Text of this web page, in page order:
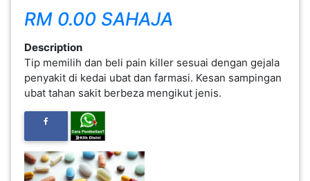
RM 0.00 SAHAJA
Description
Tip memilih dan beli pain killer sesuai dengan gejala
penyakit di kedai ubat dan farmasi. Kesan sampingan
ubat tahan sakit berbeza mengikut jenis.
FESYEN
WANITA(0)
KECANTIKAN(7)
FESYEN
LELAKI(0)